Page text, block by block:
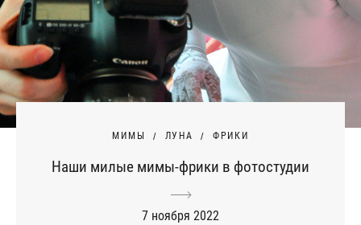
МИМЫ ЛУНА ФРИКИ
Наши милые мимы-фрики в фотостудии
7 ноября 2022